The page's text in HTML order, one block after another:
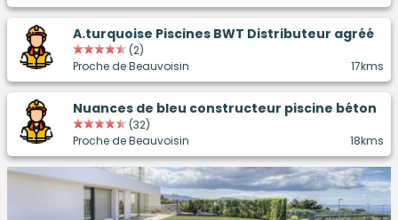
A.turquoise Piscines BWT Distributeur agréé
(2)
Proche de Beauvoisin
17kms
Nuances de bleu constructeur piscine béton
(32)
Proche de Beauvoisin
18kms